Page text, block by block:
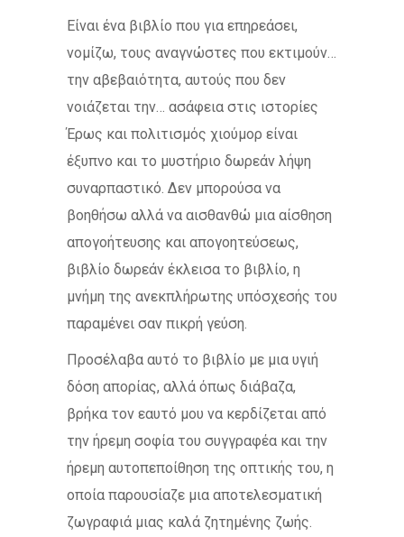
Είναι ένα βιβλίο που για επηρεάσει,
νομίζω, τους αναγνώστες που εκτιμούν…
την αβεβαιότητα, αυτούς που δεν
νοιάζεται την… ασάφεια στις ιστορίες
Έρως και πολιτισμός χιούμορ είναι
έξυπνο και το μυστήριο δωρεάν λήψη
συναρπαστικό. Δεν μπορούσα να
βοηθήσω αλλά να αισθανθώ μια αίσθηση
απογοήτευσης και απογοητεύσεως,
βιβλίο δωρεάν έκλεισα το βιβλίο, η
μνήμη της ανεκπλήρωτης υπόσχεσής του
παραμένει σαν πικρή γεύση.
Προσέλαβα αυτό το βιβλίο με μια υγιή
δόση απορίας, αλλά όπως διάβαζα,
βρήκα τον εαυτό μου να κερδίζεται από
την ήρεμη σοφία του συγγραφέα και την
ήρεμη αυτοπεποίθηση της οπτικής του, η
οποία παρουσίαζε μια αποτελεσματική
ζωγραφιά μιας καλά ζητημένης ζωής.